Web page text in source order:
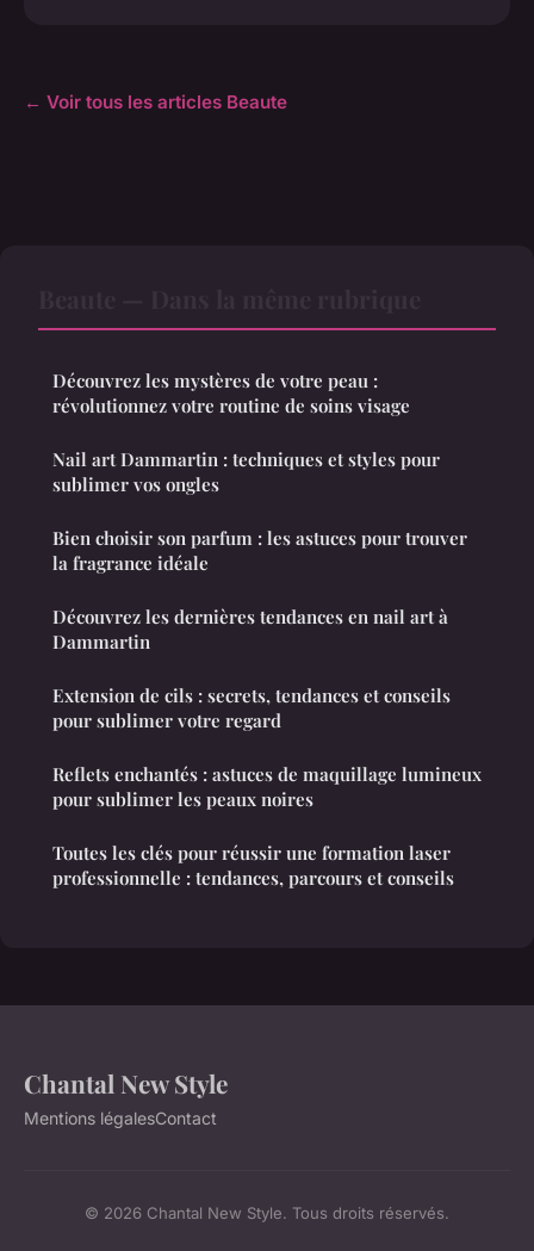
← Voir tous les articles Beaute
Découvrez les mystères de votre peau :
révolutionnez votre routine de soins visage
Nail art Dammartin : techniques et styles pour
sublimer vos ongles
Bien choisir son parfum : les astuces pour trouver
la fragrance idéale
Découvrez les dernières tendances en nail art à
Dammartin
Extension de cils : secrets, tendances et conseils
pour sublimer votre regard
Reflets enchantés : astuces de maquillage lumineux
pour sublimer les peaux noires
Toutes les clés pour réussir une formation laser
professionnelle : tendances, parcours et conseils
Chantal New Style
Mentions légalesContact
© 2026 Chantal New Style. Tous droits réservés.